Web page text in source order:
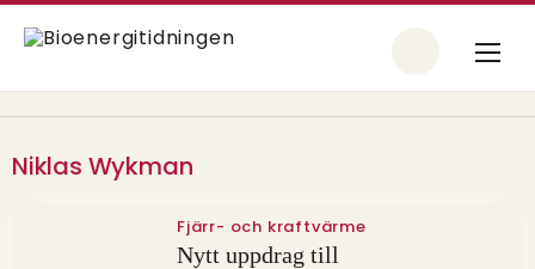
Niklas Wykman
Fjärr- och kraftvärme
Nytt uppdrag till